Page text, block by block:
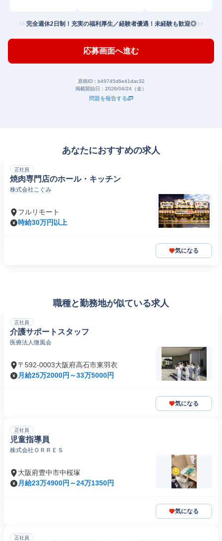
完全週休2日制！充実の福利厚生／経験者優遇！未経験も歓迎◎
応募画面へ進む
原稿ID： b49745d6e41dac32
掲載開始日： 2026/04/24（金）
問題を報告する
あなたにおすすめの求人
正社員
焼肉専門店のホール・キッチン
株式会社こぐみ
フルリモート
時給30万円以上
気になる
職種と勤務地が似ている求人
正社員
介護サポートスタッフ
医療法人微風会
〒592-0003大阪府高石市東羽衣
月給25万2000円～33万5000円
気になる
正社員
児童指導員
株式会社ＯＲＲＥＳ
大阪府豊中市中桜塚
月給23万4900円～24万1350円
気になる
正社員